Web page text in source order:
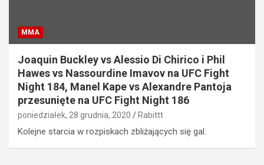
MMA
Joaquin Buckley vs Alessio Di Chirico i Phil
Hawes vs Nassourdine Imavov na UFC Fight
Night 184, Manel Kape vs Alexandre Pantoja
przesunięte na UFC Fight Night 186
poniedziałek, 28 grudnia, 2020 Rabittt
Kolejne starcia w rozpiskach zbliżających się gal.